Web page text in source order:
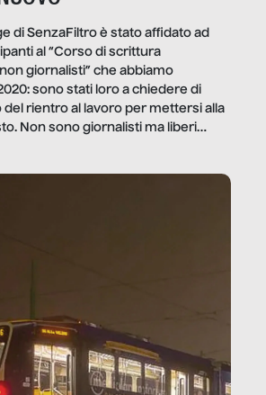
di SenzaFiltro è stato affidato ad
al “Corso di scrittura
giornalisti” che abbiamo
sono stati loro a chiedere di
del rientro al lavoro per mettersi alla
Non sono giornalisti ma liberi